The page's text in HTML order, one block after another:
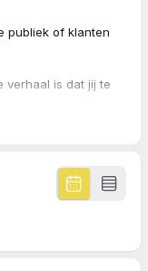
publiek of klanten
verhaal is dat jij te
of beter
DIY met
alles mogelijk. Het
jouw unieke verhaal.